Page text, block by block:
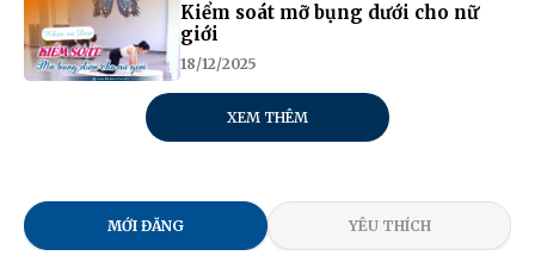
Kiểm soát mỡ bụng dưới cho nữ
giới
18/12/2025
XEM THÊM
MỚI ĐĂNG YÊU THÍCH